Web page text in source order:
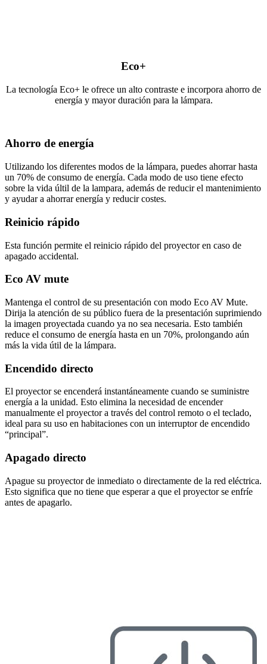
Eco+
La tecnología Eco+ le ofrece un alto contraste e incorpora ahorro de
energía y mayor duración para la lámpara.
Ahorro de energía
Utilizando los diferentes modos de la lámpara, puedes ahorrar hasta
un 70% de consumo de energía. Cada modo de uso tiene efecto
sobre la vida últil de la lampara, además de reducir el mantenimiento
y ayudar a ahorrar energía y reducir costes.
Reinicio rápido
Esta función permite el reinicio rápido del proyector en caso de
apagado accidental.
Eco AV mute
Mantenga el control de su presentación con modo Eco AV Mute.
Dirija la atención de su público fuera de la presentación suprimiendo
la imagen proyectada cuando ya no sea necesaria. Esto también
reduce el consumo de energía hasta en un 70%, prolongando aún
más la vida útil de la lámpara.
Encendido directo
El proyector se encenderá instantáneamente cuando se suministre
energía a la unidad. Esto elimina la necesidad de encender
manualmente el proyector a través del control remoto o el teclado,
ideal para su uso en habitaciones con un interruptor de encendido
“principal”.
Apagado directo
Apague su proyector de inmediato o directamente de la red eléctrica.
Esto significa que no tiene que esperar a que el proyector se enfríe
antes de apagarlo.